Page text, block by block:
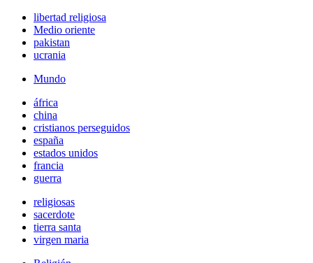
libertad religiosa
Medio oriente
pakistan
ucrania
Mundo
áfrica
china
cristianos perseguidos
españa
estados unidos
francia
guerra
religiosas
sacerdote
tierra santa
virgen maria